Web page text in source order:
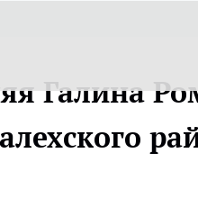
Галина